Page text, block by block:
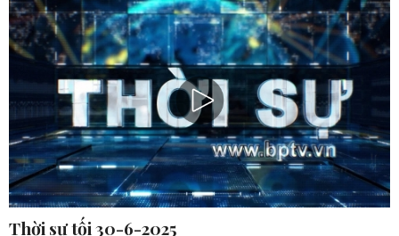
Thời sự tối 30-6-2025